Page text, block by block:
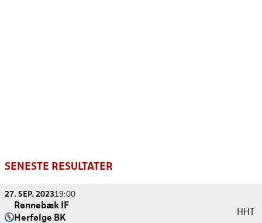
SENESTE RESULTATER
27. SEP. 202319:00
Rønnebæk IF
Herfølge BK
HHT